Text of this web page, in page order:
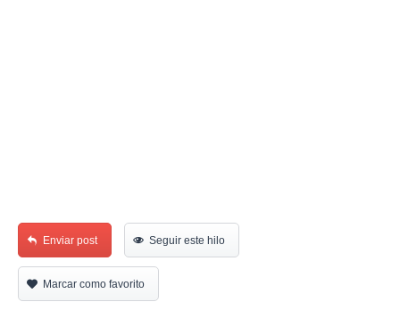
Enviar post Seguir este hilo
Marcar como favorito